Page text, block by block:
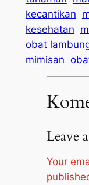
kecantikan
kesehatan
obat
mimisan
Leave
Your